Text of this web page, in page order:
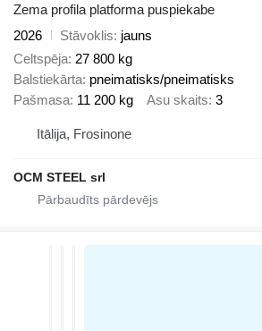
Zema profila platforma puspiekabe
2026
Stāvoklis jauns
Celtspēja 27 800 kg
Balstiekārta pneimatisks/pneimatisks
Pašmasa 11 200 kg Asu skaits 3
Itālija, Frosinone
OCM STEEL srl